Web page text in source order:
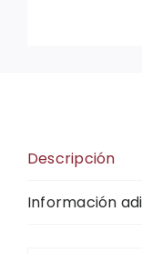
Descripción
Información